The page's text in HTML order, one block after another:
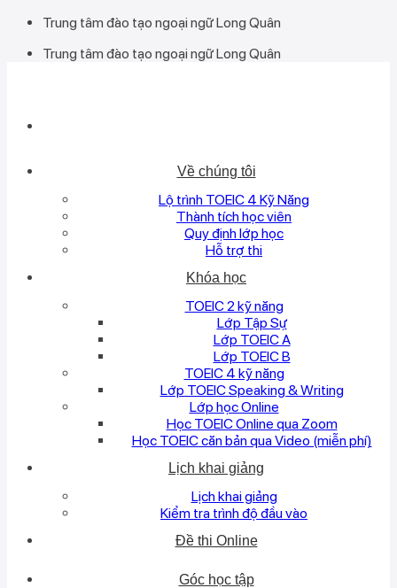
Trung tâm đào tạo ngoại ngữ Long Quân
Trung tâm đào tạo ngoại ngữ Long Quân
Về chúng tôi
Lộ trình TOEIC 4 Kỹ Năng
Thành tích học viên
Quy định lớp học
Hỗ trợ thi
Khóa học
TOEIC 2 kỹ năng
Lớp Tập Sự
Lớp TOEIC A
Lớp TOEIC B
TOEIC 4 kỹ năng
Lớp TOEIC Speaking & Writing
Lớp học Online
Học TOEIC Online qua Zoom
Học TOEIC căn bản qua Video (miễn phí)
Lịch khai giảng
Lịch khai giảng
Kiểm tra trình độ đầu vào
Đề thi Online
Góc học tập